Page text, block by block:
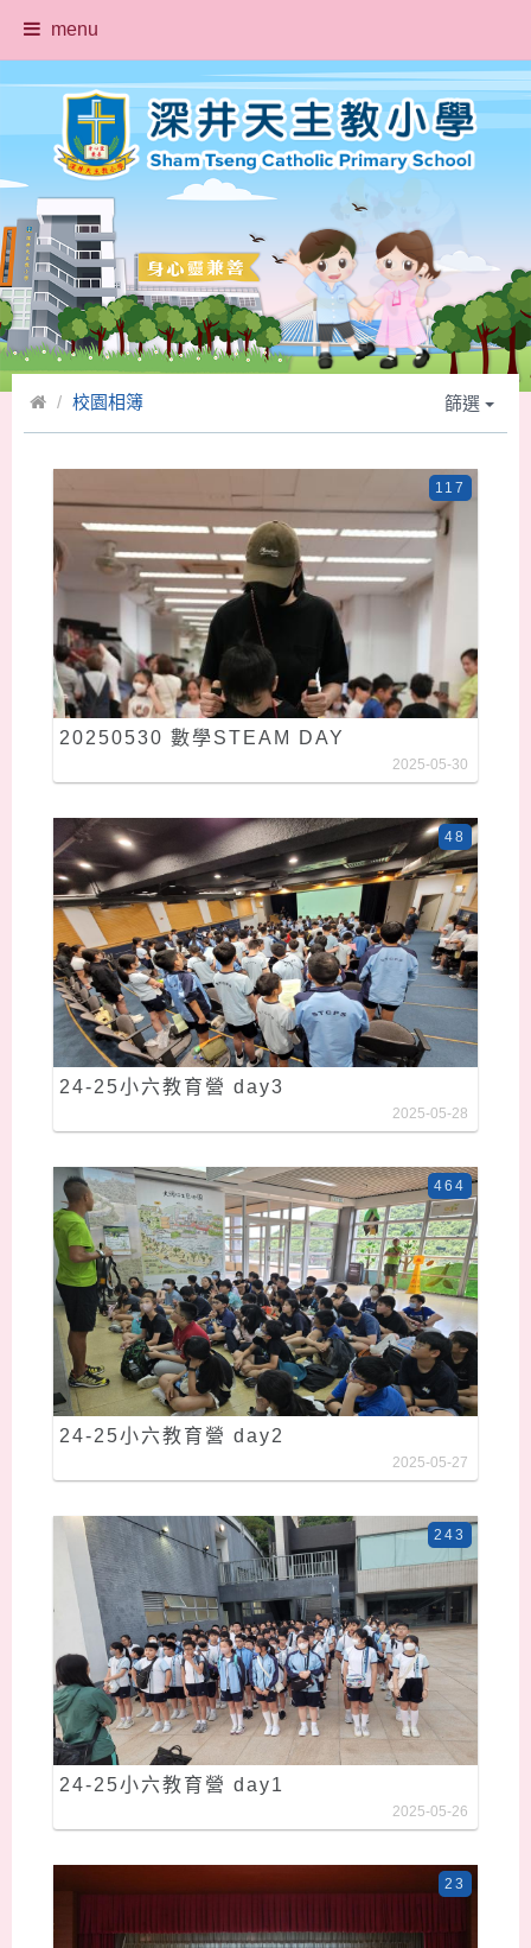
menu
校園相簿 篩選
20250530 數學STEAM DAY
117
2025-05-30
24-25小六教育營 day3
48
2025-05-28
24-25小六教育營 day2
464
2025-05-27
24-25小六教育營 day1
243
2025-05-26
23